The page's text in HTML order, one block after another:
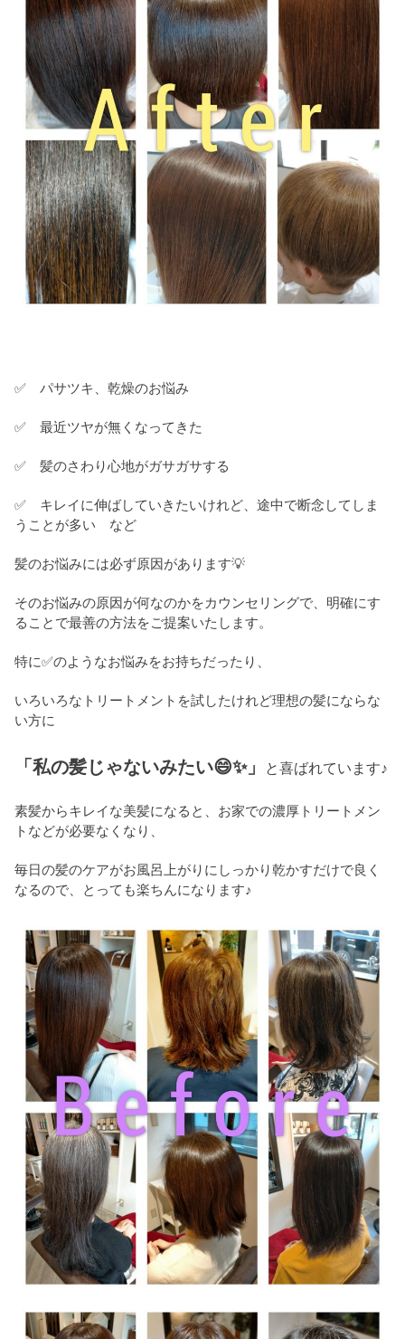
✅ パサツキ、乾燥のお悩み
✅ 最近ツヤが無くなってきた
✅ 髪のさわり心地がガサガサする
✅ キレイに伸ばしていきたいけれど、途中で断念してしま
うことが多い など
髪のお悩みには必ず原因があります💡
そのお悩みの原因が何なのかをカウンセリングで、明確にす
ることで最善の方法をご提案いたします。
特に✅のようなお悩みをお持ちだったり、
いろいろなトリートメントを試したけれど理想の髪にならな
い方に
「私の髪じゃないみたい😄✨」 と喜ばれています♪
素髪からキレイな美髪になると、お家での濃厚トリートメン
トなどが必要なくなり、
毎日の髪のケアがお風呂上がりにしっかり乾かすだけで良く
なるので、とっても楽ちんになります♪